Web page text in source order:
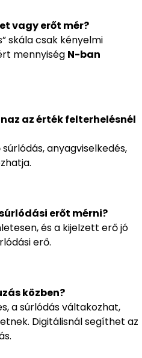
vagy erőt mér?
skála csak kényelmi
mennyiség N-ban
az érték felterhelésnél
anyagviselkedés,
erőt mérni?
és a kijelzett erő jó
erő.
közben?
a súrlódás váltakozhat,
Digitálisnál segíthet az